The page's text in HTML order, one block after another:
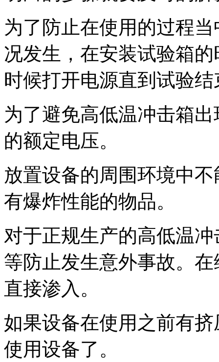
为了防止在使用的过程
况发生，在安装试验箱
时候打开电源直到试验
为了避免高低温冲击箱
的额定电压。
放置设备的周围环境中
有爆炸性能的物品。
对于正规生产的高低温
等防止发生意外事故。
直接渗入。
如果设备在使用之前有
使用设备了。